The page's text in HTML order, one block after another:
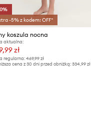
-5% z kodem: OFF*
koszula nocna
aktualna:
zł
regularna: 469,99 zł
cena z 30 dni przed obniżką: 334,99 zł